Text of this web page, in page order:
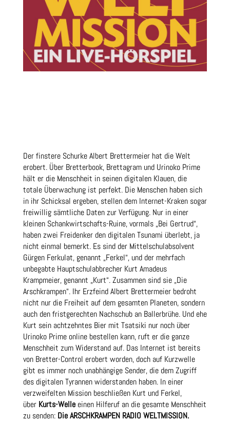
Der finstere Schurke Albert Brettermeier hat die Welt
erobert. Über Bretterbook, Brettagram und Urinoko Prime
hält er die Menschheit in seinen digitalen Klauen, die
totale Überwachung ist perfekt. Die Menschen haben sich
in ihr Schicksal ergeben, stellen dem Internet-Kraken sogar
freiwillig sämtliche Daten zur Verfügung. Nur in einer
kleinen Schankwirtschafts-Ruine, vormals „Bei Gertrud“,
haben zwei Freidenker den digitalen Tsunami überlebt, ja
nicht einmal bemerkt. Es sind der Mittelschulabsolvent
Gürgen Ferkulat, genannt „Ferkel“, und der mehrfach
unbegabte Hauptschulabbrecher Kurt Amadeus
Krampmeier, genannt „Kurt“. Zusammen sind sie „Die
Arschkrampen“. Ihr Erzfeind Albert Brettermeier bedroht
nicht nur die Freiheit auf dem gesamten Planeten, sondern
auch den fristgerechten Nachschub an Ballerbrühe. Und ehe
Kurt sein achtzehntes Bier mit Tsatsiki nur noch über
Urinoko Prime online bestellen kann, ruft er die ganze
Menschheit zum Widerstand auf. Das Internet ist bereits
von Bretter-Control erobert worden, doch auf Kurzwelle
gibt es immer noch unabhängige Sender, die dem Zugriff
des digitalen Tyrannen widerstanden haben. In einer
verzweifelten Mission beschließen Kurt und Ferkel,
über Kurts-Welle einen Hilferuf an die gesamte Menschheit
zu senden: DieARSCHKRAMPEN RADIO WELTMISSION.